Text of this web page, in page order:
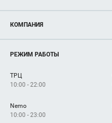
Новости
Магазины
Услуги
КОМПАНИЯ
Рекламодателям
Как добраться
РЕЖИМ РАБОТЫ
ТРЦ
10:00 - 22:00
Nemo
10:00 - 23:00